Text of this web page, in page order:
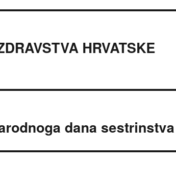
HRVATSKE
dana sestrinstva